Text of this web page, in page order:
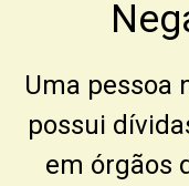
Uma pessoa
possui
em órgãos